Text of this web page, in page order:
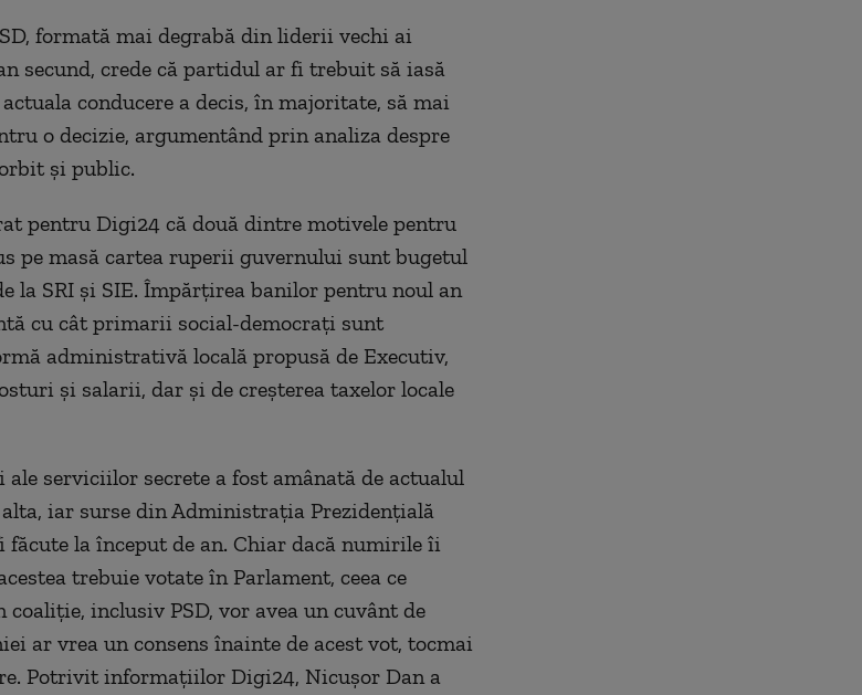
formată mai degrabă din liderii vechi ai
secund, crede că partidul ar fi trebuit să iasă
conducere a decis, în majoritate, să mai
o decizie, argumentând prin analiza despre
și public.
pentru Digi24 că două dintre motivele pentru
pe masă cartea ruperii guvernului sunt bugetul
la SRI și SIE. Împărțirea banilor pentru noul an
cu cât primarii social-democrați sunt
administrativă locală propusă de Executiv,
și salarii, dar și de creșterea taxelor locale
serviciilor secrete a fost amânată de actualul
iar surse din Administrația Prezidențială
făcute la început de an. Chiar dacă numirile îi
trebuie votate în Parlament, ceea ce
inclusiv PSD, vor avea un cuvânt de
ar vrea un consens înainte de acest vot, tocmai
Potrivit informațiilor Digi24, Nicușor Dan a